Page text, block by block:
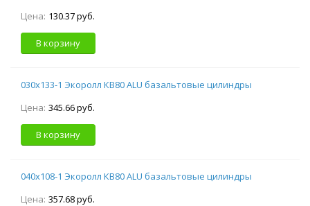
Цена: 130.37 руб.
В корзину
030х133-1 Экоролл КВ80 ALU базальтовые цилиндры
Цена: 345.66 руб.
В корзину
040х108-1 Экоролл КВ80 ALU базальтовые цилиндры
Цена: 357.68 руб.